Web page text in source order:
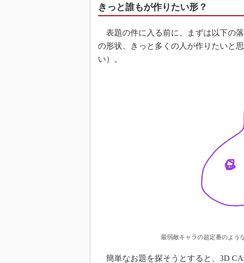
きっと誰もが作りたい形？
表題の件に入る前に、まずは以下の
の形状、きっと多くの人が作りたいと
い）。
最弱敵キャラの超定番のよう
簡単なお題を探そうとすると、3D